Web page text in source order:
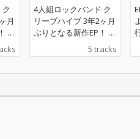
月
ー
4人組ロックバンド ク
リープハイプ 3年2ヶ月
ぶりとなる新作EP！ 20
25年にホール＆ライブ
ハウス15公演、アリー
5 tracks